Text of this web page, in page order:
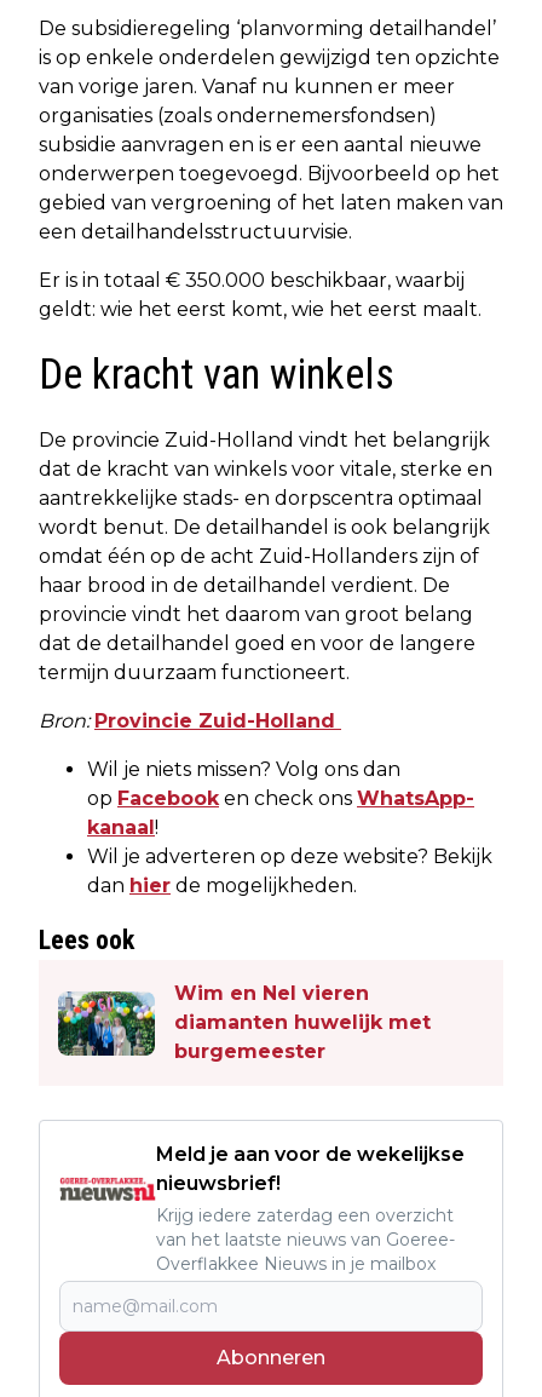
De subsidieregeling ‘planvorming detailhandel’
is op enkele onderdelen gewijzigd ten opzichte
van vorige jaren. Vanaf nu kunnen er meer
organisaties (zoals ondernemersfondsen)
subsidie aanvragen en is er een aantal nieuwe
onderwerpen toegevoegd. Bijvoorbeeld op het
gebied van vergroening of het laten maken van
een detailhandelsstructuurvisie.
Er is in totaal € 350.000 beschikbaar, waarbij
geldt: wie het eerst komt, wie het eerst maalt.
De kracht van winkels
De provincie Zuid-Holland vindt het belangrijk
dat de kracht van winkels voor vitale, sterke en
aantrekkelijke stads- en dorpscentra optimaal
wordt benut. De detailhandel is ook belangrijk
omdat één op de acht Zuid-Hollanders zijn of
haar brood in de detailhandel verdient. De
provincie vindt het daarom van groot belang
dat de detailhandel goed en voor de langere
termijn duurzaam functioneert.
Bron: Provincie Zuid-Holland
Wil je niets missen? Volg ons dan
op Facebooken check ons WhatsApp-
kanaal !
Wil je adverteren op deze website? Bekijk
dan hier de mogelijkheden.
Lees ook
Wim en Nel vieren
diamanten huwelijk met
burgemeester
Meld je aan voor de wekelijkse
nieuwsbrief!
Krijg iedere zaterdag een overzicht
van het laatste nieuws van Goeree-
Overflakkee Nieuws in je mailbox
Abonneren